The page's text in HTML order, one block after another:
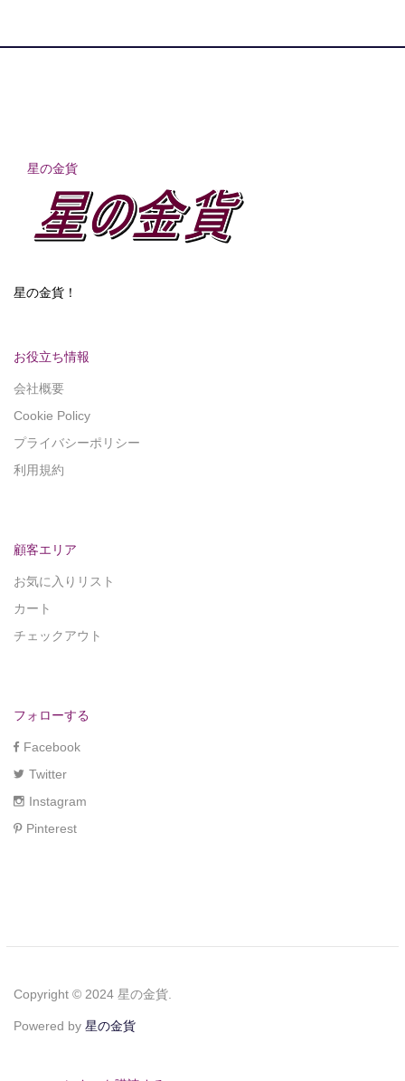
星の金貨
星の金貨！
お役立ち情報
会社概要
Cookie Policy
プライバシーポリシー
利用規約
顧客エリア
お気に入りリスト
カート
チェックアウト
フォローする
Facebook
Twitter
Instagram
Pinterest
Copyright © 2024 星の金貨.
Powered by 星の金貨